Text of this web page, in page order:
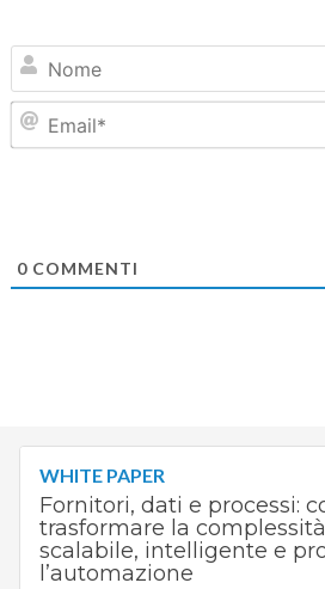
0COMMENTI
WHITE PAPER
Fornitori, dati e processi:
trasformare la
scalabile, intelligente e
l’automazione